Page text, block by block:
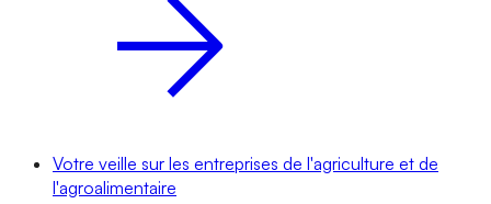
Votre veille sur les entreprises de l'agriculture et de
l'agroalimentaire